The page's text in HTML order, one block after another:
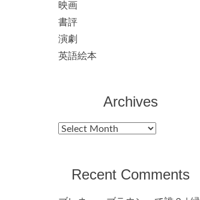
映画
書評
演劇
英語絵本
Archives
Archives
Recent Comments